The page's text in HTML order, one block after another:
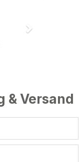
& Versand